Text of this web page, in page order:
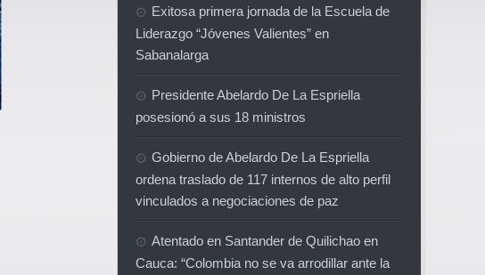
Exitosa primera jornada de la Escuela de
Liderazgo “Jóvenes Valientes” en
Sabanalarga
Presidente Abelardo De La Espriella
posesionó a sus 18 ministros
Gobierno de Abelardo De La Espriella
ordena traslado de 117 internos de alto perfil
vinculados a negociaciones de paz
Atentado en Santander de Quilichao en
Cauca: “Colombia no se va arrodillar ante la